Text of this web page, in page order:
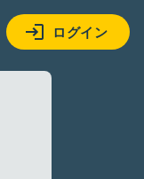
ログイン